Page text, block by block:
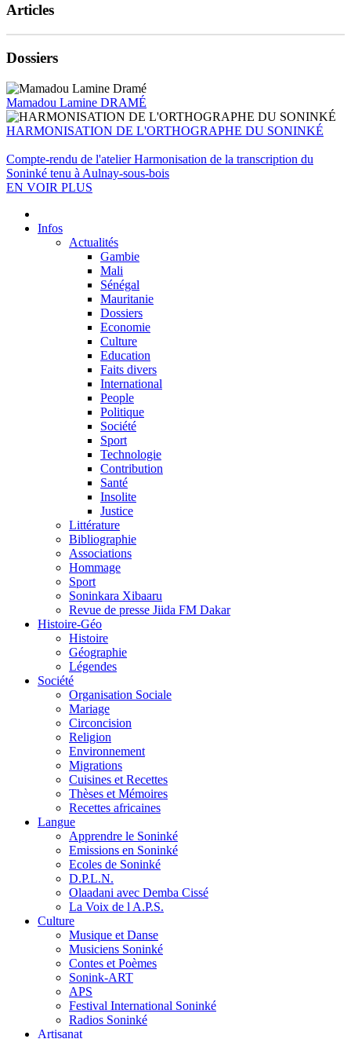
Articles
Dossiers
Mamadou Lamine DRAMÉ
HARMONISATION DE L'ORTHOGRAPHE DU SONINKÉ
Compte-rendu de l'atelier Harmonisation de la transcription du
Soninké tenu à Aulnay-sous-bois
EN VOIR PLUS
Infos
Actualités
Gambie
Mali
Sénégal
Mauritanie
Dossiers
Economie
Culture
Education
Faits divers
International
People
Politique
Société
Sport
Technologie
Contribution
Santé
Insolite
Justice
Littérature
Bibliographie
Associations
Hommage
Sport
Soninkara Xibaaru
Revue de presse Jiida FM Dakar
Histoire-Géo
Histoire
Géographie
Légendes
Société
Organisation Sociale
Mariage
Circoncision
Religion
Environnement
Migrations
Cuisines et Recettes
Thèses et Mémoires
Recettes africaines
Langue
Apprendre le Soninké
Emissions en Soninké
Ecoles de Soninké
D.P.L.N.
Olaadani avec Demba Cissé
La Voix de l A.P.S.
Culture
Musique et Danse
Musiciens Soninké
Contes et Poèmes
Sonink-ART
APS
Festival International Soninké
Radios Soninké
Artisanat